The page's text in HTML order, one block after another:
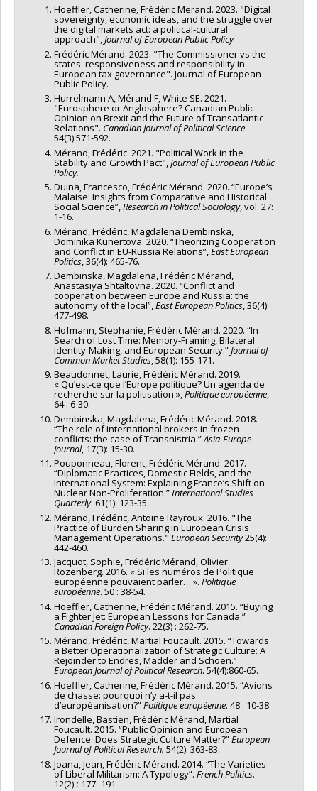
Hoeffler, Catherine, Frédéric Merand. 2023. "Digital
sovereignty, economic ideas, and the struggle over
the digital markets act: a political-cultural
approach",Journal of European Public Policy
Frédéric Mérand. 2023. "The Commissioner vs the
states: responsiveness and responsibility in
European tax governance". Journal of European
Public Policy.
Hurrelmann A, Mérand F, White SE. 2021.
"Eurosphere or Anglosphere? Canadian Public
Opinion on Brexit and the Future of Transatlantic
Relations". Canadian Journal of Political Science.
54(3):571-592.
Mérand, Frédéric. 2021. "Political Work in the
Stability and Growth Pact",Journal of European Public
Policy.
Duina, Francesco, Frédéric Mérand. 2020. “Europe’s
Malaise: Insights from Comparative and Historical
Social Science”,Research in Political Sociology, vol. 27:
1-16.
Mérand, Frédéric, Magdalena Dembinska,
Dominika Kunertova. 2020. “Theorizing Cooperation
and Conflict in EU-Russia Relations”,East European
Politics, 36(4): 465-76.
Dembinska, Magdalena, Frédéric Mérand,
Anastasiya Shtaltovna. 2020. “Conflict and
cooperation between Europe and Russia: the
autonomy of the local”,East European Politics, 36(4):
477-498.
Hofmann, Stephanie, Frédéric Mérand. 2020. “In
Search of Lost Time: Memory-Framing, Bilateral
identity-Making, and European Security.”Journal of
Common Market Studies, 58(1): 155-171.
Beaudonnet, Laurie, Frédéric Mérand. 2019.
« Qu’est-ce que l’Europe politique? Un agenda de
recherche sur la politisation »,Politique européenne,
64 : 6-30.
Dembinska, Magdalena, Frédéric Mérand. 2018.
“The role of international brokers in frozen
conflicts: the case of Transnistria.”Asia-Europe
Journal, 17(3): 15-30.
Pouponneau, Florent, Frédéric Mérand. 2017.
“Diplomatic Practices, Domestic Fields, and the
International System: Explaining France’s Shift on
Nuclear Non-Proliferation.”International Studies
Quarterly. 61(1): 123-35.
Mérand, Frédéric, Antoine Rayroux. 2016. "The
Practice of Burden Sharing in European Crisis
Management Operations."European Security25(4):
442-460.
Jacquot, Sophie, Frédéric Mérand, Olivier
Rozenberg. 2016. « Si les numéros de Politique
européenne pouvaient parler… ». Politique
européenne. 50 : 38-54.
Hoeffler, Catherine, Frédéric Mérand. 2015. “Buying
a Fighter Jet: European Lessons for Canada.”
Canadian Foreign Policy. 22(3) : 262-75.
Mérand, Frédéric, Martial Foucault. 2015. “Towards
a Better Operationalization of Strategic Culture: A
Rejoinder to Endres, Madder and Schoen.”
European Journal of Political Research. 54(4):860-65.
Hoeffler, Catherine, Frédéric Mérand. 2015. “Avions
de chasse: pourquoi n’y a-t-il pas
d’européanisation?”Politique européenne. 48 : 10-38
Irondelle, Bastien, Frédéric Mérand, Martial
Foucault. 2015. “Public Opinion and European
Defence: Does Strategic Culture Matter?”European
Journal of Political Research. 54(2): 363-83.
Joana, Jean, Frédéric Mérand. 2014. “The Varieties
of Liberal Militarism: A Typology”. French Politics.
12(2) : 177–191